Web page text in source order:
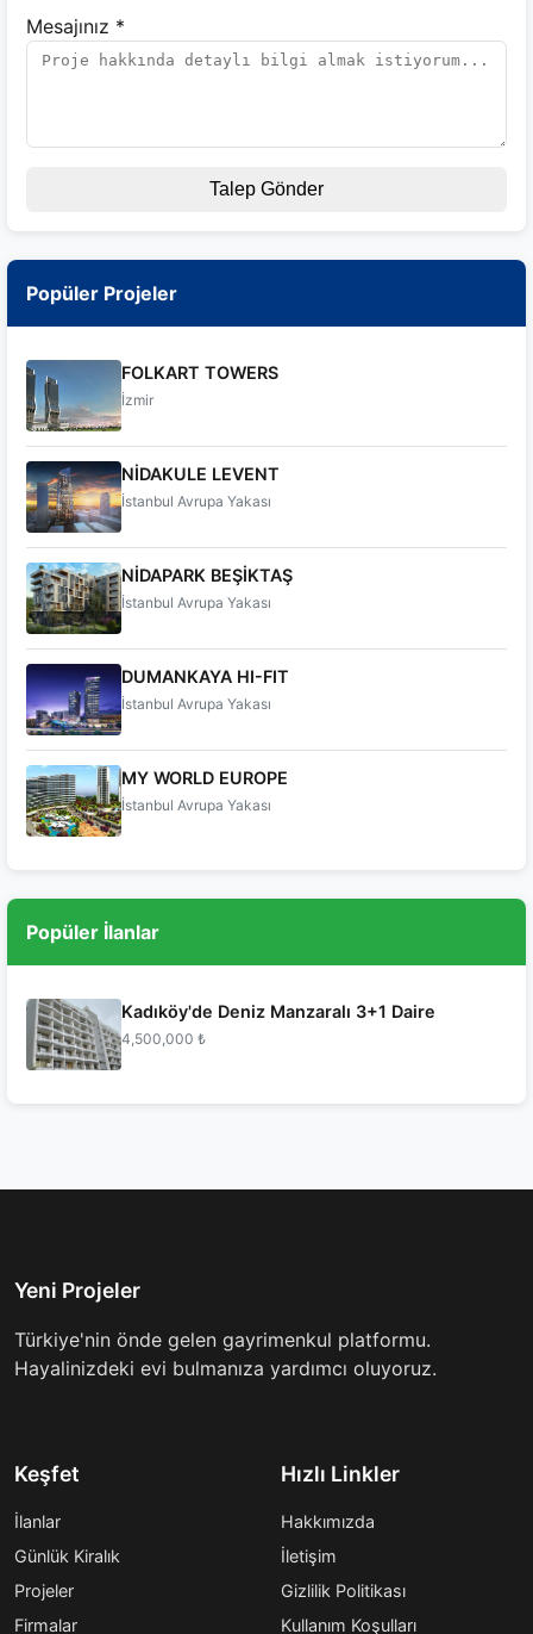
Mesajınız *
Talep Gönder
Popüler Projeler
FOLKART TOWERS
İzmir
NİDAKULE LEVENT
İstanbul Avrupa Yakası
NİDAPARK BEŞİKTAŞ
İstanbul Avrupa Yakası
DUMANKAYA HI-FIT
İstanbul Avrupa Yakası
MY WORLD EUROPE
İstanbul Avrupa Yakası
Popüler İlanlar
Kadıköy'de Deniz Manzaralı 3+1 Daire
4,500,000 ₺
Yeni Projeler
Türkiye'nin önde gelen gayrimenkul platformu.
Hayalinizdeki evi bulmanıza yardımcı oluyoruz.
Keşfet
İlanlar
Günlük Kiralık
Projeler
Firmalar
Hızlı Linkler
Hakkımızda
İletişim
Gizlilik Politikası
Kullanım Koşulları